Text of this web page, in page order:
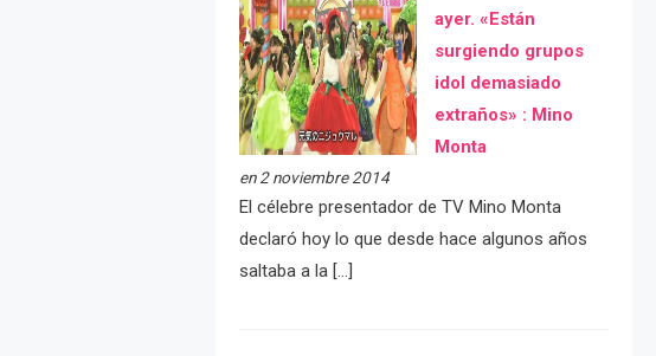
ayer. «Están
surgiendo grupos
idol demasiado
extraños» : Mino
Monta
en 2 noviembre 2014
El célebre presentador de TV Mino Monta
declaró hoy lo que desde hace algunos años
saltaba a la […]